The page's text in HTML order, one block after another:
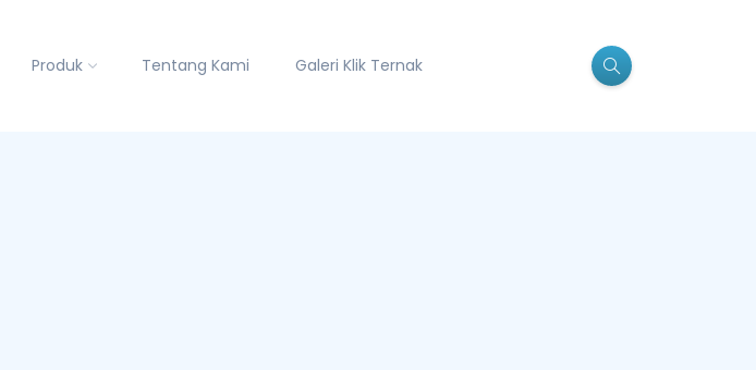
Produk Tentang Kami Galeri Klik Ternak